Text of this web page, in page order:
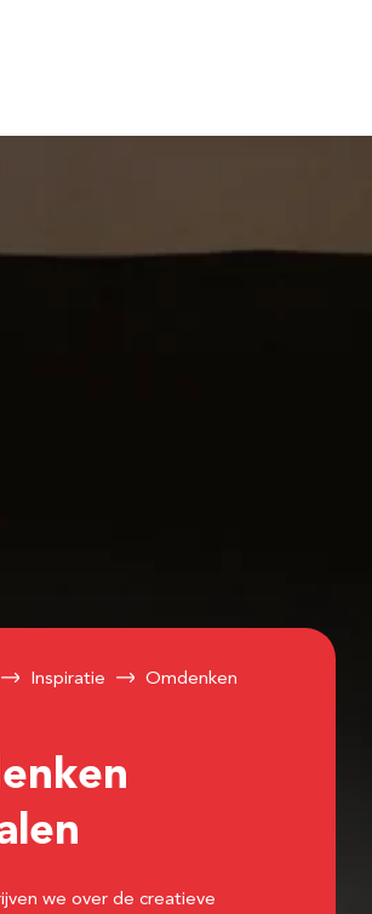
Inspiratie
Omdenken
we over de creatieve